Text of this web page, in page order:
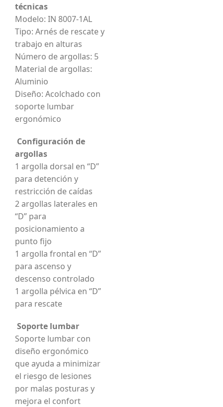
técnicas
Modelo: IN 8007-1AL
Tipo: Arnés de rescate y
trabajo en alturas
Número de argollas: 5
Material de argollas:
Aluminio
Diseño: Acolchado con
soporte lumbar
ergonómico
Configuración de
argollas
1 argolla dorsal en “D”
para detención y
restricción de caídas
2 argollas laterales en
“D” para
posicionamiento a
punto fijo
1 argolla frontal en “D”
para ascenso y
descenso controlado
1 argolla pélvica en “D”
para rescate
Soporte lumbar
Soporte lumbar con
diseño ergonómico
que ayuda a minimizar
el riesgo de lesiones
por malas posturas y
mejora el confort